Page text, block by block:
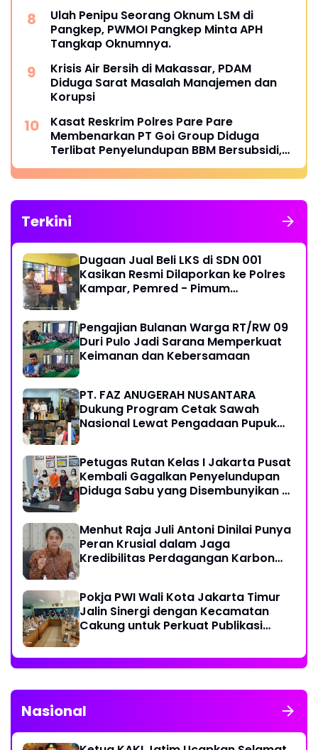
Ulah Penipu Seorang Oknum LSM di
Pangkep, PWMOI Pangkep Minta APH
Tangkap Oknumnya.
Krisis Air Bersih di Makassar, PDAM
Diduga Sarat Masalah Manajemen dan
Korupsi
Kasat Reskrim Polres Pare Pare
Membenarkan PT Goi Group Diduga
Terlibat Penyelundupan BBM Bersubsidi,
Mobil Tangki Diamankan di Polres Pare
pare
Terkini
Dugaan Jual Beli LKS di SDN 001
Kasikan Resmi Dilaporkan ke Polres
Kampar, Pemred - Pimum
Pengajian Bulanan Warga RT/RW 09
Duri Pulo Jadi Sarana Memperkuat
Keimanan dan Kebersamaan
PT. FAZ ANUGERAH NUSANTARA
Dukung Program Cetak Sawah
Nasional Lewat Pengadaan Pupuk
Petugas Rutan Kelas I Jakarta Pusat
Kembali Gagalkan Penyelundupan
Diduga Sabu yang Disembunyikan di
Menhut Raja Juli Antoni Dinilai Punya
Peran Krusial dalam Jaga
Kredibilitas Perdagangan Karbon
Pokja PWI Wali Kota Jakarta Timur
Jalin Sinergi dengan Kecamatan
Cakung untuk Perkuat Publikasi
Nasional